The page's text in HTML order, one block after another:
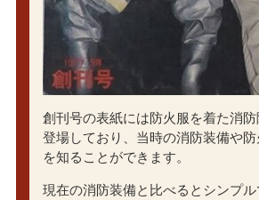
創刊号の表紙には防火服を着た消
登場しており、当時の消防装備や
を知ることができます。
現在の消防装備と比べるとシンプ